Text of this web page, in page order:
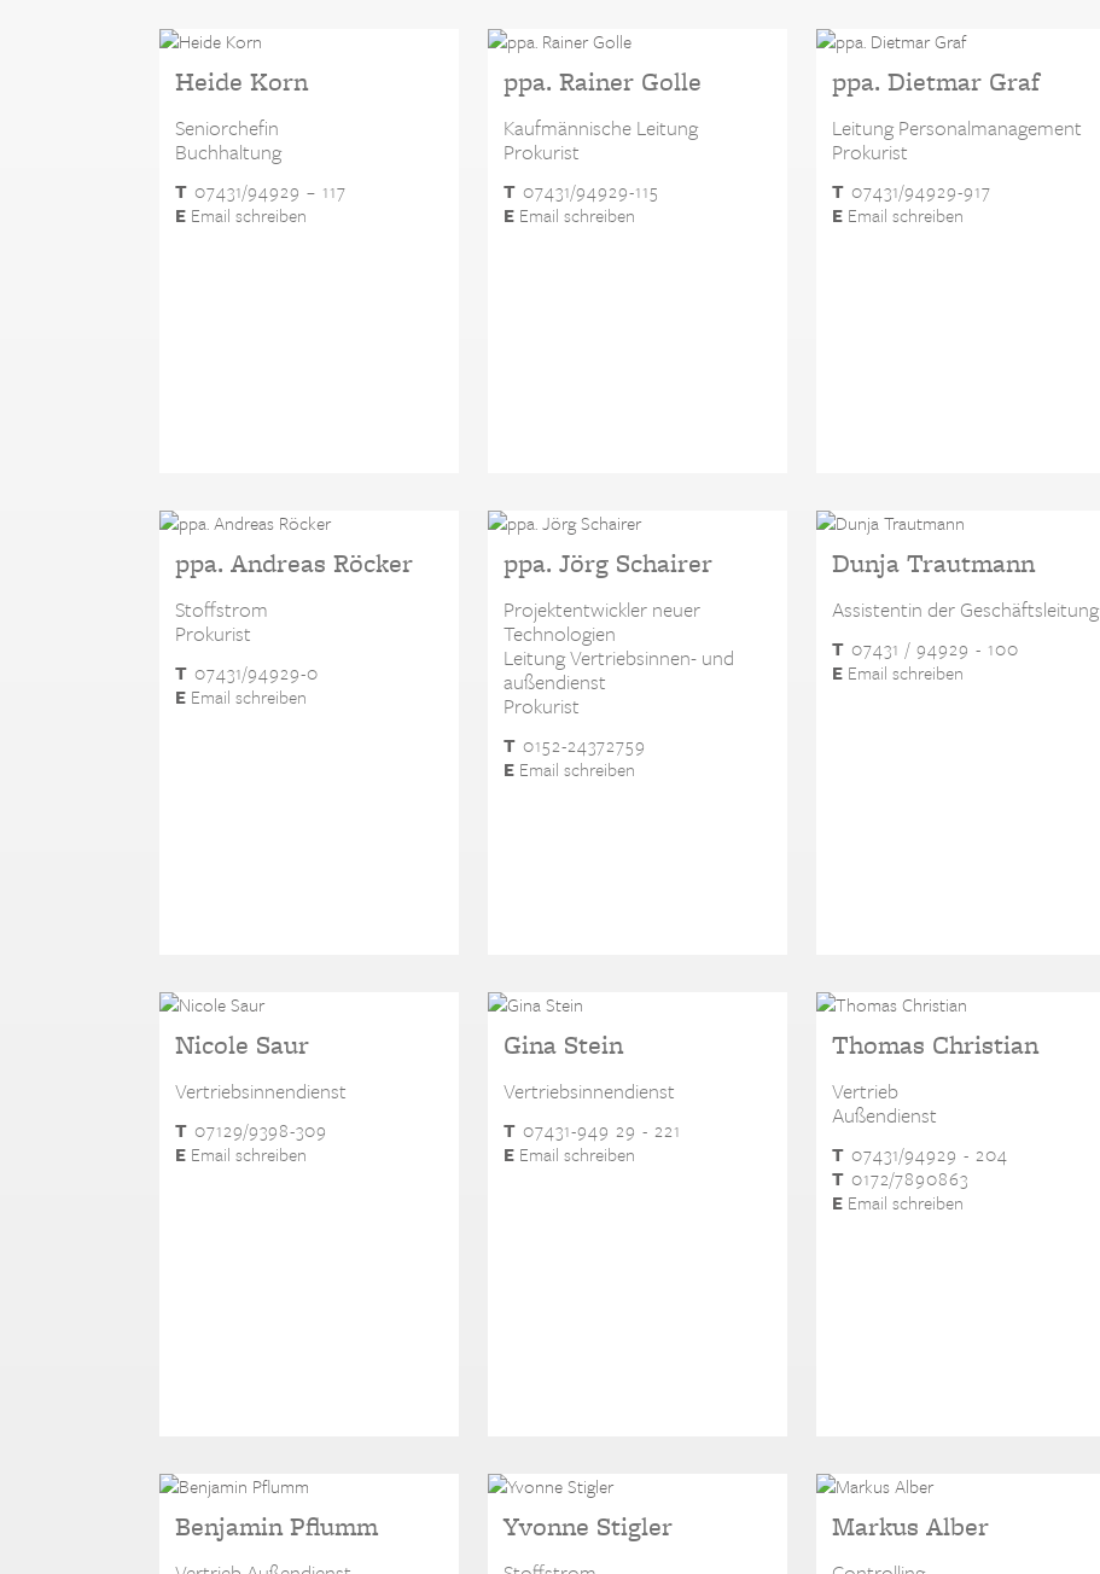
Heide Korn
Seniorchefin
Buchhaltung
T 07431/94929 – 117
EEmail schreiben
ppa. Rainer Golle
Kaufmännische Leitung
Prokurist
T 07431/94929-115
EEmail schreiben
ppa. Dietmar Graf
Leitung Personalmanagement
Prokurist
T 07431/94929-917
EEmail schreiben
ppa. Andreas Röcker
Stoffstrom
Prokurist
T 07431/94929-0
EEmail schreiben
ppa. Jörg Schairer
Projektentwickler neuer
Technologien
Leitung Vertriebsinnen- und
außendienst
Prokurist
T 0152-24372759
EEmail schreiben
Dunja Trautmann
Assistentin der Geschäftsleitung
T 07431 / 94929 - 100
EEmail schreiben
Nicole Saur
Vertriebsinnendienst
T 07129/9398-309
EEmail schreiben
Gina Stein
Vertriebsinnendienst
T 07431-949 29 - 221
EEmail schreiben
Thomas Christian
Vertrieb
Außendienst
T 07431/94929 - 204
T 0172/7890863
EEmail schreiben
Benjamin Pflumm Yvonne Stigler Markus Alber